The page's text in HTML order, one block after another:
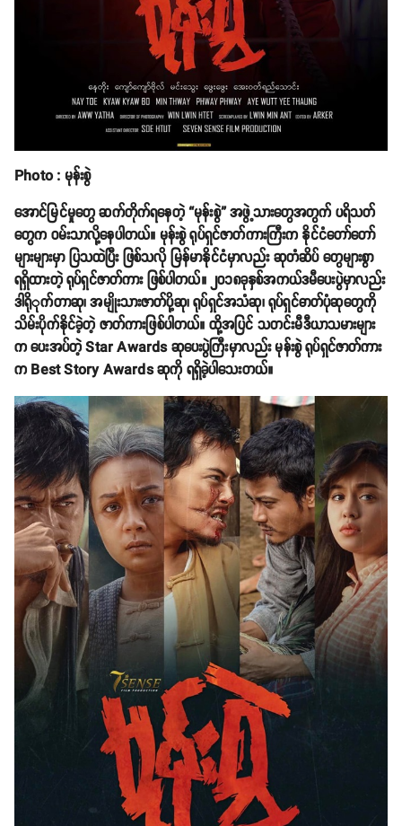
Photo : မုန်းစွဲ
အောင်မြင်မှုတွေ ဆက်တိုက်ရနေတဲ့ “မုန်းစွဲ” အဖွဲ့သားတွေအတွက် ပရိသတ်
တွေက ဝမ်းသာလို့နေပါတယ်။ မုန်းစွဲ ရုပ်ရှင်ဇာတ်ကားကြီးက နိုင်ငံတော်တော်
များများမှာ ပြသထဲပြီး ဖြစ်သလို မြန်မာနိုင်ငံမှာလည်း ဆုတံဆိပ် တွေများစွာ
ရရှိထားတဲ့ ရုပ်ရှင်ဇာတ်ကား ဖြစ်ပါတယ်။ ၂၀၁၈ခုနှစ်အကယ်ဒမီပေးပွဲမှာလည်း
ဒါရိုုက်တာဆု၊ အမျိုးသားဇာတ်ပို့ဆု၊ ရုပ်ရှင်အသံဆု၊ ရုပ်ရှင်ဓာတ်ပုံဆုတွေကို
သိမ်းပိုက်နိုင်ခဲ့တဲ့ ဇာတ်ကားဖြစ်ပါတယ်။ ထို့အပြင် သတင်းမီဒီယာသမားများ
က ပေးအပ်တဲ့ Star Awards ဆုပေးပွဲကြီးမှာလည်း မုန်းစွဲ ရုပ်ရှင်ဇာတ်ကား
က Best Story Awards ဆုကို ရရှိခဲ့ပါသေးတယ်။